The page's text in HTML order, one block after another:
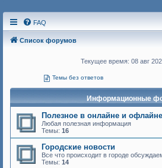
FAQ
Список форумов
Текущее время: 08 авг
Темы без ответов
Информационные
Полезное в онлайне и офлайне
Любая полезная информация
Темы: 16
Городские новости
Все что происходит в городе
Темы: 14